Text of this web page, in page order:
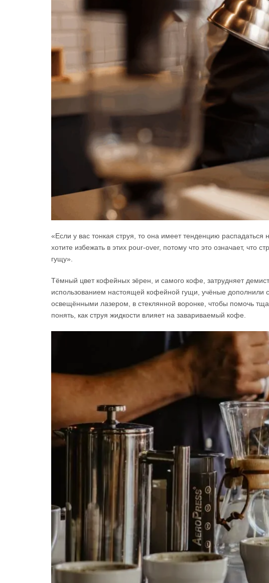
«Если у вас тонкая струя, то она имеет тенденцию
хотите избежать в этих pour-over, потому что это означает,
гущу».
Тёмный цвет кофейных зёрен, и самого кофе, затрудняет
использованием настоящей кофейной гущи, учёные дополнили
освещёнными лазером, в стеклянной воронке, чтобы помочь
понять, как струя жидкости влияет на завариваемый кофе.